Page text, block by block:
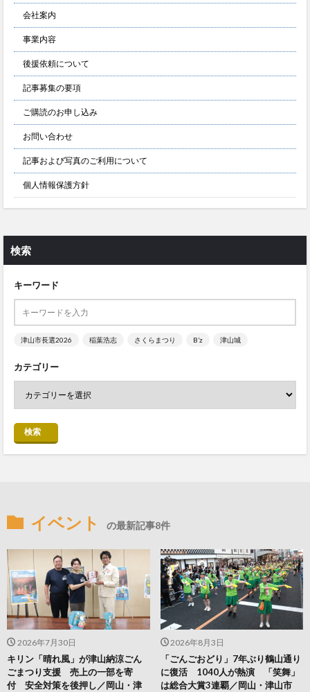
会社案内
事業内容
後援依頼について
記事募集の要項
ご購読のお申し込み
お問い合わせ
記事および写真のご利用について
個人情報保護方針
検索
キーワード
津山市長選2026 稲葉浩志 さくらまつり B’z 津山城
カテゴリー
検索
イベント の最新記事8件
2026年8月3日
「ごんごおどり」7年ぶり鶴山通り
に復活 1040人が熱演 「笑舞」
は総合大賞3連覇／岡山・津山市
2026年7月30日
キリン「晴れ風」が津山納涼ごん
ごまつり支援 売上の一部を寄
付 安全対策を後押し／岡山・津